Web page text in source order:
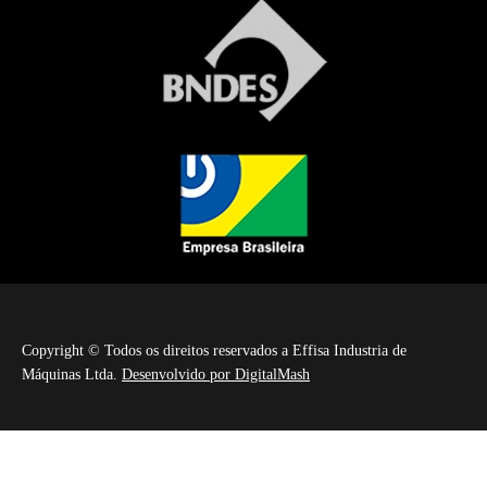
Copyright © Todos os direitos reservados a Effisa Industria de
Máquinas Ltda. Desenvolvido por DigitalMash